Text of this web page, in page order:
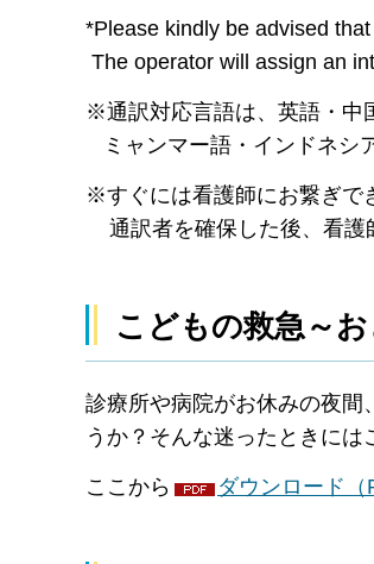
*Please kindly be advised
The operator will assign an
※通訳対応言語は、英語・中
ミャンマー語・インドネシ
※すぐには看護師にお繋ぎで
通訳者を確保した後、看護
こどもの救急～
診療所や病院がお休みの夜間
うか？そんな迷ったときには
ここから ダウンロード（